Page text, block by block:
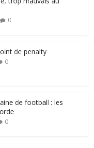
0
de penalty
0
de football : les
0